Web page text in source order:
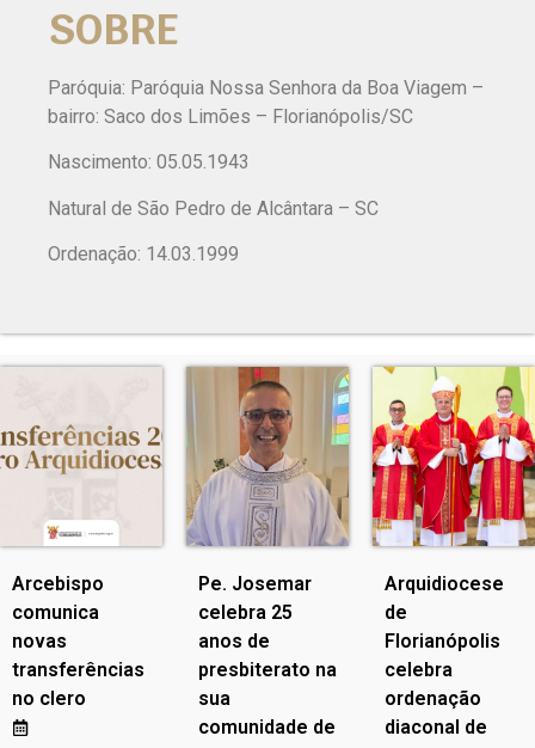
SOBRE
Paróquia: Paróquia Nossa Senhora da Boa Viagem –
bairro: Saco dos Limões – Florianópolis/SC
Nascimento: 05.05.1943
Natural de São Pedro de Alcântara – SC
Ordenação: 14.03.1999
Arcebispo
comunica
novas
transferências
no clero
Pe. Josemar
celebra 25
anos de
presbiterato na
sua
comunidade de
Arquidiocese
de
Florianópolis
celebra
ordenação
diaconal de